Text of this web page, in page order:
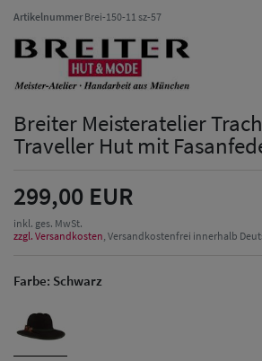
ArtikelnummerBrei-150-11 sz-57
Breiter Meisteratelier
Traveller Hut mit
299,00 EUR
inkl. ges. MwSt.
zzgl. Versandkosten , Versandkostenfrei innerhalb
Farbe: Schwarz